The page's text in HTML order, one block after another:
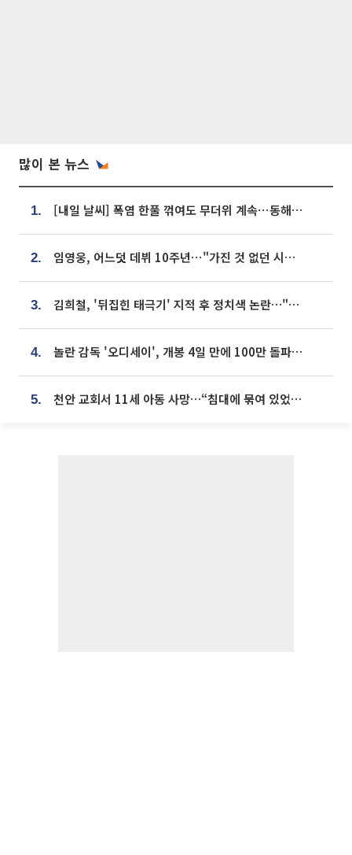
많이 본 뉴스
1. [내일 날씨] 폭염 한풀 꺾여도 무더위 계속⋯동해안 이틀 연속 비
2. 임영웅, 어느덧 데뷔 10주년⋯"가진 것 없던 시절, 내 앞엔 20명의 팬뿐"
3. 김희철, '뒤집힌 태극기' 지적 후 정치색 논란…"좌우 떠나 우리나라 국기"
4. 놀란 감독 '오디세이', 개봉 4일 만에 100만 돌파⋯'왕사남' 보다 빠르다
5. 천안 교회서 11세 아동 사망…“침대에 묶여 있었다” 진술 확보